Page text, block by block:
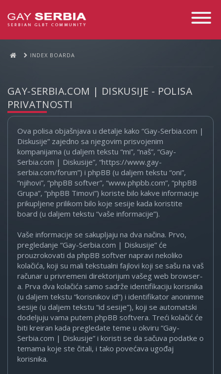
Toggle
INDEX BOARDA
GAY-SERBIA.COM | DISKUSIJE - POLISA
PRIVATNOSTI
Ova polisa objašnjava u detalje kako “Gay-Serbia.com |
Diskusije” zajedno sa njegovim prisvojenim
kompanijama (u daljem tekstu “mi”, “naš”, “Gay-
Serbia.com | Diskusije”, “https://www.gay-
serbia.com/forum”) i phpBB (u daljem tekstu “oni”,
“njihovi”, “phpBB softver”, “www.phpbb.com”, “phpBB
Grupa”, “phpBB Timovi”) koriste bilo kakve informacije
prikupljene prilikom bilo koje sesije kada koristite
board (u daljem tekstu “vaše informacije”).
Vaše informacije se sakupljaju na dva načina. Prvo,
pregledanje “Gay-Serbia.com | Diskusije” će
prouzrokovati da phpBB softver napravi nekoliko
kolačića, koji su mali tekstualni fajlovi koji se sašu na vaš
računar u privremeni direktorijum vašeg web browser-
a. Prva dva kolačića samo sadrže identifikaciju korisnika
(u daljem tekstu “korisnikov id”) i identifikator anonimne
sesije (u daljem tekstu “id sesije”), koji se automatski
dodeljuju vama putem phpBB softvera. Treći kolačić će
biti kreiran kada pregledate teme u okviru “Gay-
Serbia.com | Diskusije” i koristi se da sačuva podatke o
temama koje ste čitali, i tako povećava ugođaj
korisnika.